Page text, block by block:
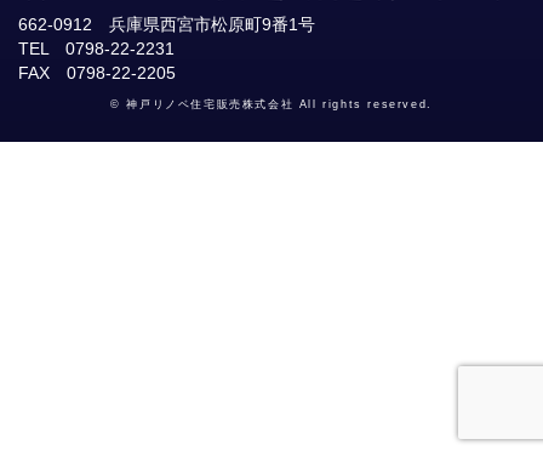
662-0912 兵庫県西宮市松原町9番1号
TEL 0798-22-2231
FAX 0798-22-2205
© 神戸リノベ住宅販売株式会社 All rights reserved.